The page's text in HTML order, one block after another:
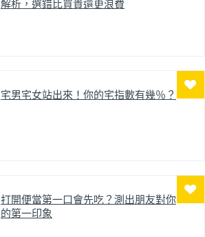
解析，選錯比買貴還更浪費
宅男宅女站出來！你的宅指數有幾％？
打開便當第一口會先吃？測出朋友對你
的第一印象